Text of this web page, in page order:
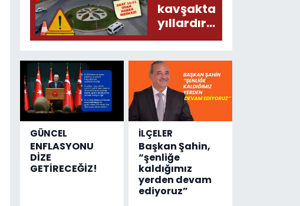
donduracak
olaylar
olmuş...
kavşakta
yıllardır
değişen
kaza
sayısı!
GÜNCEL
ENFLASYONU
DİZE
GETİRECEĞİZ!
İLÇELER
Başkan Şahin,
“şenliğe
kaldığımız
yerden devam
ediyoruz”